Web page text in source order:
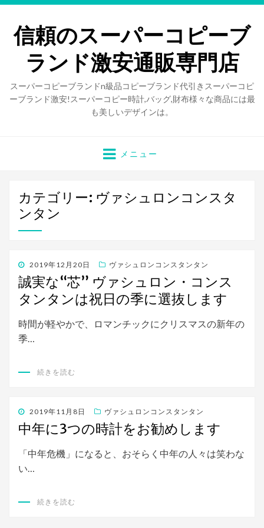
信頼のスーパーコピーブ
ランド激安通販専門店
スーパーコピーブランドn級品コピーブランド代引きスーパーコピ
ーブランド激安!スーパーコピー時計,バッグ,財布様々な商品には最
も美しいデザインは。
メニュー
カテゴリー: ヴァシュロンコンスタ
ンタン
投
稿
日:
2019年12月20日 ヴァシュロンコンスタンタン
誠実な“芯” ヴァシュロン・コンス
タンタンは祝日の季に選抜します
時間が軽やかで、ロマンチックにクリスマスの新年の
季…
続きを読む
投
稿
日:
2019年11月8日 ヴァシュロンコンスタンタン
中年に3つの時計をお勧めします
「中年危機」になると、おそらく中年の人々は笑わな
い…
続きを読む